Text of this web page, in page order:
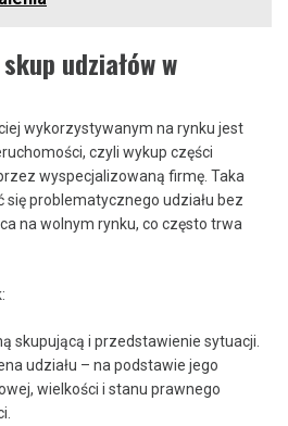
udziałów w
wykorzystywanym na rynku jest
czyli wykup części
wyspecjalizowaną firmę. Taka
problematycznego udziału bez
na wolnym rynku, co często trwa
skupującą i przedstawienie sytuacji.
udziału – na podstawie jego
wielkości i stanu prawnego